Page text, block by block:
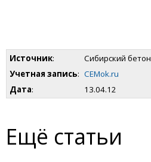
Источник:
Сибирский бетон
Учетная запись: CEMok.ru
Дата: 13.04.12
Ещё статьи